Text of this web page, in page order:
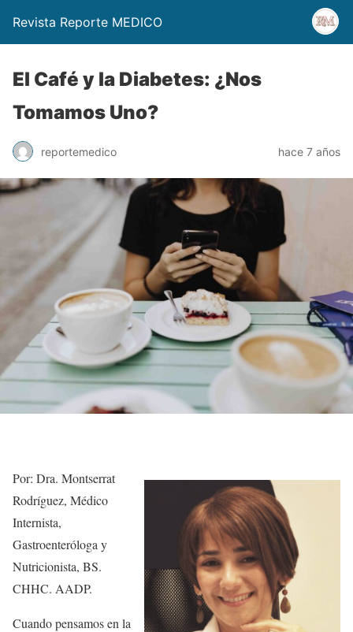
Revista Reporte MEDICO
El Café y la Diabetes: ¿Nos
Tomamos Uno?
reportemedico hace 7 años
Por: Dra. Montserrat
Rodríguez, Médico
Internista,
Gastroenteróloga y
Nutricionista, BS.
CHHC. AADP.
Cuando pensamos en la